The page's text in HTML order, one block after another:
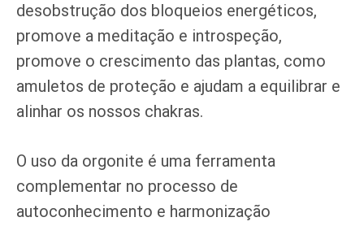
desobstrução dos bloqueios energéticos,
promove a meditação e introspeção,
promove o crescimento das plantas, como
amuletos de proteção e ajudam a equilibrar e
alinhar os nossos chakras.
O uso da orgonite é uma ferramenta
complementar no processo de
autoconhecimento e harmonização